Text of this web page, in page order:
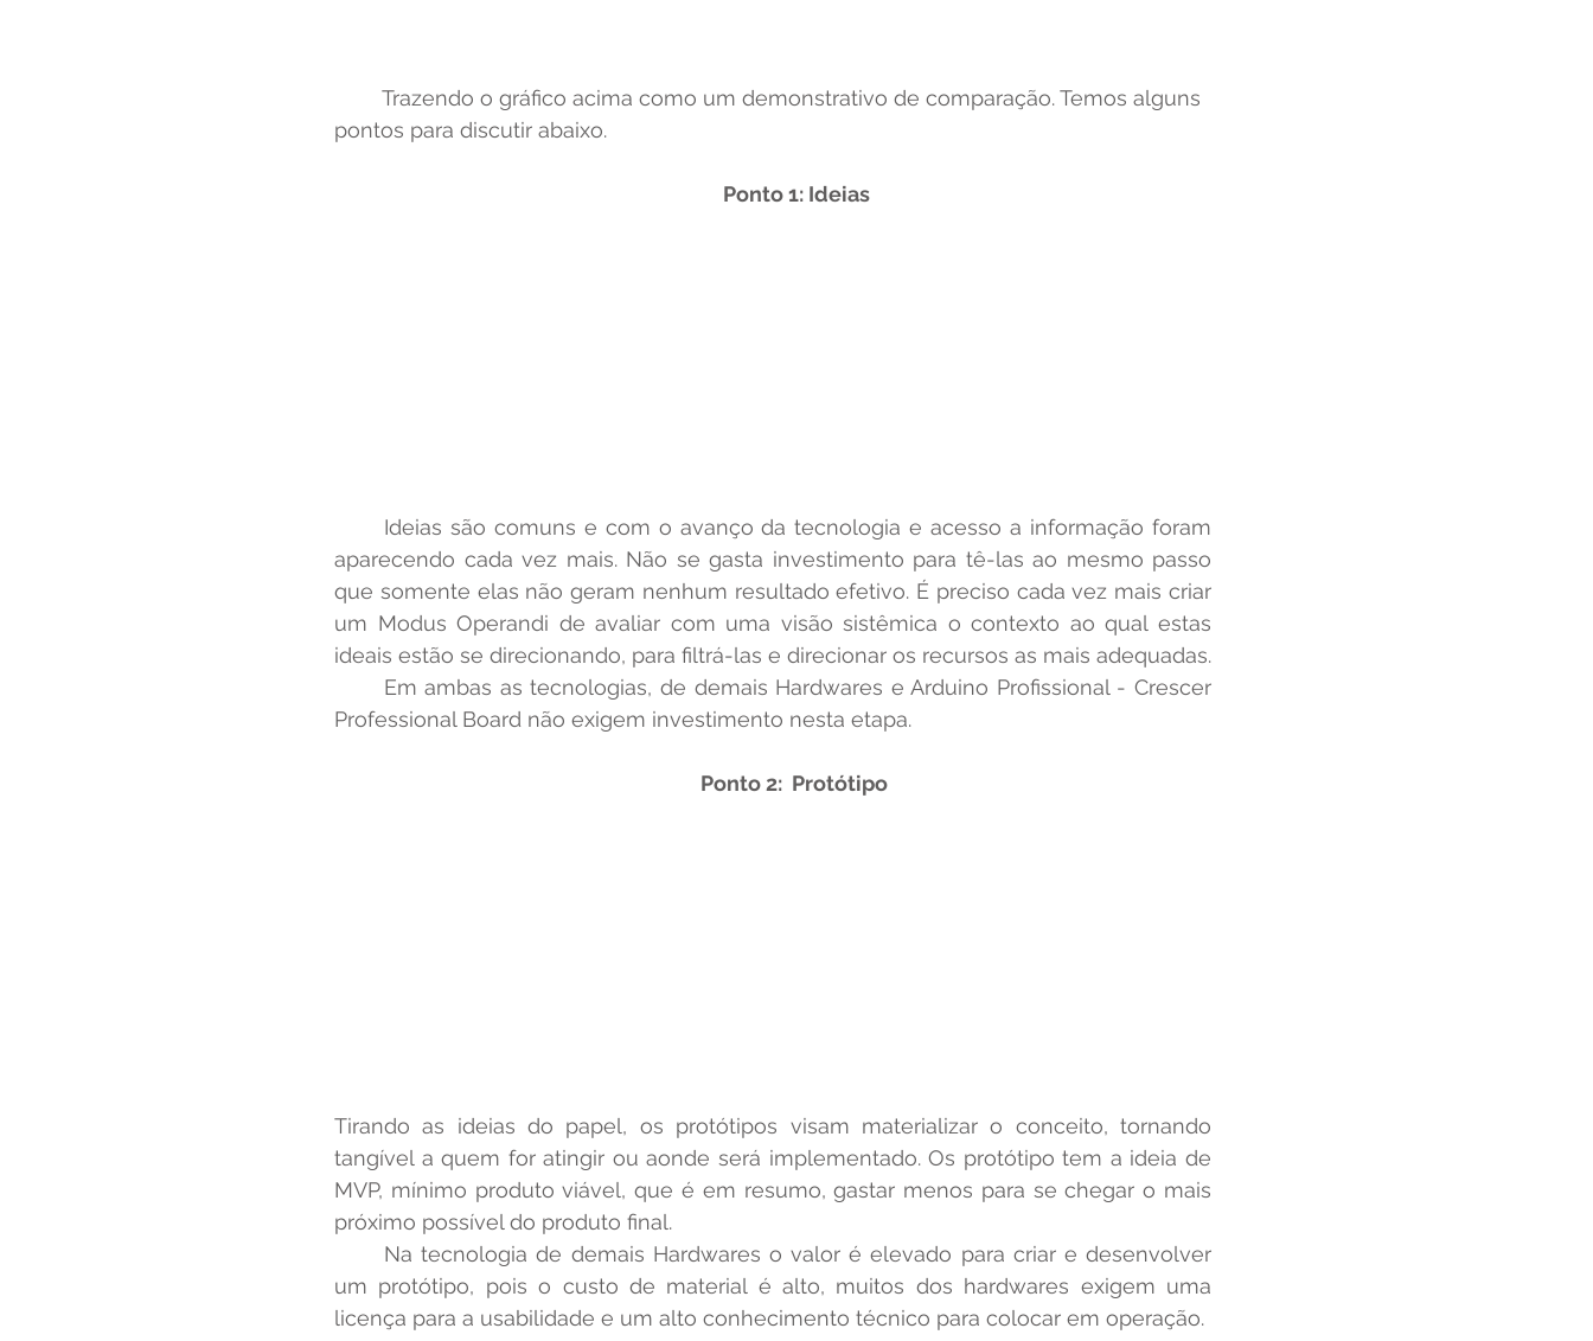
pontos para discutir abaixo.
Ponto 1: Ideias
aparecendo cada vez mais. Não se gasta investimento para tê-las ao mesmo passo
que somente elas não geram nenhum resultado efetivo. É preciso cada vez mais criar
um Modus Operandi de avaliar com uma visão sistêmica o contexto ao qual estas
Professional Board não exigem investimento nesta etapa.
Ponto 2:  Protótipo
Tirando as ideias do papel, os protótipos visam materializar o conceito, tornando
tangível a quem for atingir ou aonde será implementado. Os protótipo tem a ideia de
MVP, mínimo produto viável, que é em resumo, gastar menos para se chegar o mais
próximo possível do produto final.
um protótipo, pois o custo de material é alto, muitos dos hardwares exigem uma
licença para a usabilidade e um alto conhecimento técnico para colocar em operação.